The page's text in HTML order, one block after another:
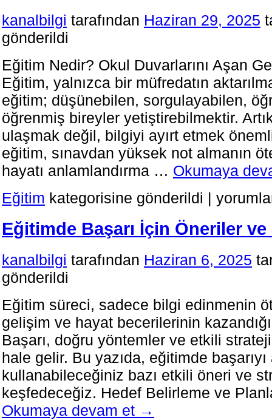
kanalbilgi tarafından Haziran 29, 2025
gönderildi
Eğitim Nedir? Okul Duvarlarını Aşan
Eğitim, yalnızca bir müfredatın
eğitim; düşünebilen, sorgulayabilen,
öğrenmiş bireyler yetiştirebilmektir.
ulaşmak değil, bilgiyi ayırt etmek
eğitim, sınavdan yüksek not almanın
hayatı anlamlandırma … Okumaya
Eğitim kategorisine gönderildi | Bilgi
Kendini
İnşa
için
Eğitimde Başarı İçin Öneriler
kanalbilgi tarafından Haziran 6, 2025
gönderildi
Eğitim süreci, sadece bilgi edinmenin
gelişim ve hayat becerilerinin
Başarı, doğru yöntemler ve etkili
hale gelir. Bu yazıda, eğitimde başarıyı
kullanabileceğiniz bazı etkili öneri ve
keşfedeceğiz. Hedef Belirleme ve
Okumaya devam et →